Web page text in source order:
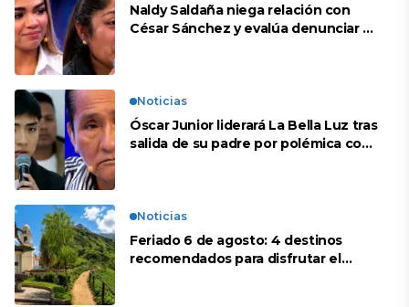
Naldy Saldaña niega relación con
César Sánchez y evalúa denunciar a
Noticias
Óscar Junior liderará La Bella Luz tras
salida de su padre por polémica con
Noticias
Feriado 6 de agosto: 4 destinos
recomendados para disfrutar el